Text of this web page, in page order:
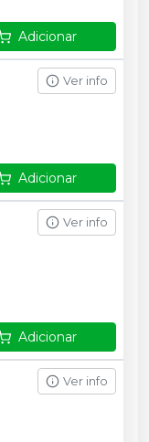
Adicionar
Ver info
Adicionar
Ver info
Adicionar
Ver info